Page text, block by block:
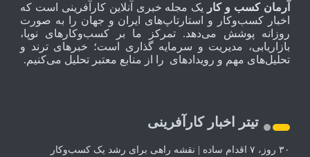
آرمان کسب و کار
یک مجله خبری آنلاین کارآفرینی است که
اخبار کسب‌وکار و استارتاپ‌های ایران و جهان را به صورت
روزانه پوشش می‌دهد. تمرکز ما بر کسب‌وکارهای نوپا،
بازاریابی، مدیریت و سرمایه گذاری است؛ خبرهای ترند و
تحلیل‌های مهم و رویدادهای را از منابع معتبر تحلیل می‌کنیم.
تیتر اخبار کارآفرینی
۳۰ روز، ۷ اقدام ساده | نقشه راهی برای رشد یک کسب‌وکار